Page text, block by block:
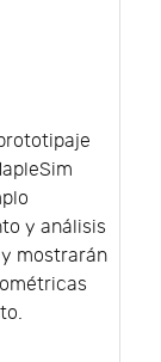
y análisis
mostrarán